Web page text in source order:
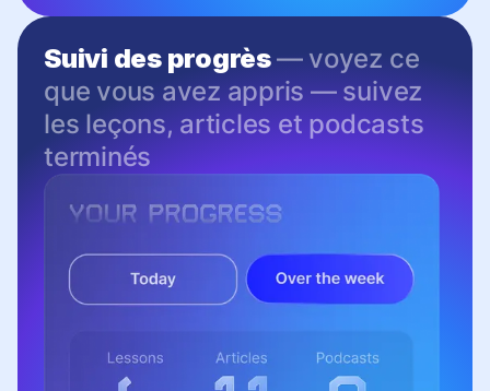
Suivi des progrès— voyez ce
que vous avez appris — suivez
les leçons, articles et podcasts
terminés